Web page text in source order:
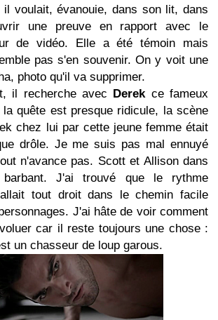
voulait, évanouie, dans son lit, dans
une preuve en rapport avec le
de vidéo. Elle a été témoin mais
pas s'en souvenir. On y voit une
photo qu'il va supprimer.
il recherche avec Derek ce fameux
la quête est presque ridicule, la scène
chez lui par cette jeune femme était
drôle. Je me suis pas mal ennuyé
n'avance pas. Scott et Allison dans
J'ai trouvé que le rythme
tout droit dans le chemin facile
J'ai hâte de voir comment
car il reste toujours une chose :
un chasseur de loup garous.